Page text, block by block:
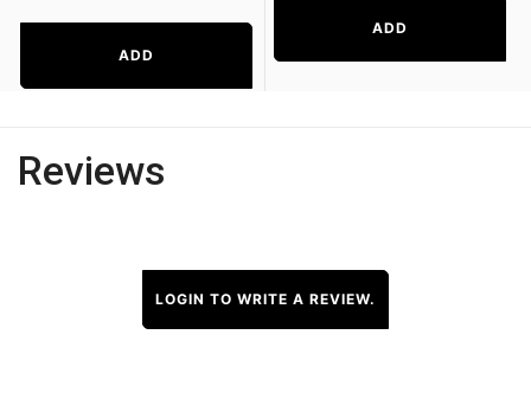
ADD
ADD
Reviews
LOGIN TO WRITE A REVIEW.